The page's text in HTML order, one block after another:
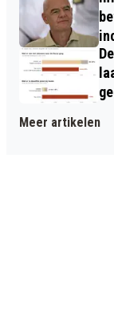
Meer artikelen